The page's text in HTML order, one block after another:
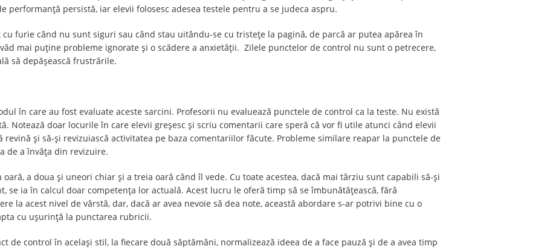
performanță persistă, iar elevii folosesc adesea testele pentru a se judeca aspru.
furie când nu sunt siguri sau când stau uitându-se cu tristețe la pagină, de parcă ar putea apărea în
mai puține probleme ignorate și o scădere a anxietății. Zilele punctelor de control nu sunt o petrecere,
să depășească frustrările.
în care au fost evaluate aceste sarcini. Profesorii nu evaluează punctele de control ca la teste. Nu există
Notează doar locurile în care elevii greșesc și scriu comentarii care speră că vor fi utile atunci când elevii
și să-și revizuiască activitatea pe baza comentariilor făcute. Probleme similare reapar la punctele de
de a învăța din revizuire.
a doua și uneori chiar și a treia oară când îl vede. Cu toate acestea, dacă mai târziu sunt capabili să-și
se ia în calcul doar competența lor actuală. Acest lucru le oferă timp să se îmbunătățească, fără
la acest nivel de vârstă, dar, dacă ar avea nevoie să dea note, această abordare s-ar potrivi bine cu o
cu ușurință la punctarea rubricii.
de control în același stil, la fiecare două săptămâni, normalizează ideea de a face pauză și de a avea timp